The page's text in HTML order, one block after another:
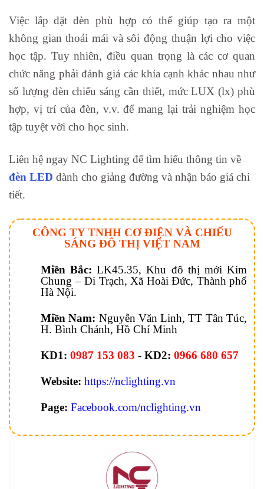
Việc lắp đặt đèn phù hợp có thể giúp tạo ra một
không gian thoải mái và sôi động thuận lợi cho việc
học tập. Tuy nhiên, điều quan trọng là các cơ quan
chức năng phải đánh giá các khía cạnh khác nhau như
số lượng đèn chiếu sáng cần thiết, mức LUX (lx) phù
hợp, vị trí của đèn, v.v. để mang lại trải nghiệm học
tập tuyệt vời cho học sinh.
Liên hệ ngay NC Lighting để tìm hiểu thông tin về
đèn LED dành cho giảng đường và nhận báo giá chi
tiết.
CÔNG TY TNHH CƠ ĐIỆN VÀ CHIẾU
SÁNG ĐÔ THỊ VIỆT NAM
Miền Bắc: LK45.35, Khu đô thị mới Kim
Chung – Di Trạch, Xã Hoài Đức, Thành phố
Hà Nội.
Miền Nam: Nguyễn Văn Linh, TT Tân Túc,
H. Bình Chánh, Hồ Chí Minh
KD1: 0987 153 083 - KD2: 0966 680 657
Website: https://nclighting.vn
Page: Facebook.com/nclighting.vn